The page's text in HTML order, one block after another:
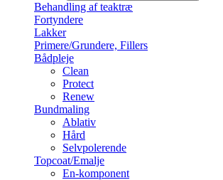
Behandling af teaktræ
Fortyndere
Lakker
Primere/Grundere, Fillers
Bådpleje
Clean
Protect
Renew
Bundmaling
Ablativ
Hård
Selvpolerende
Topcoat/Emalje
En-komponent